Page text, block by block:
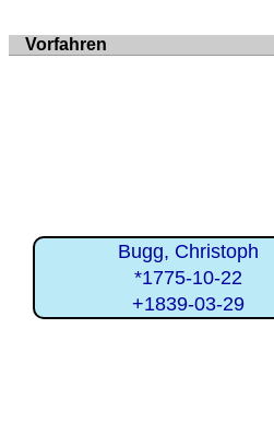
Vorfahren
Bugg, Christoph
*1775-10-22
+1839-03-29